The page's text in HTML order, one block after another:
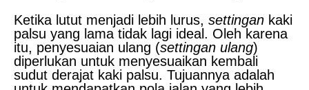
Ketika lutut menjadi lebih lurus, settingan kaki
palsu yang lama tidak lagi ideal. Oleh karena
itu, penyesuaian ulang (settingan ulang)
diperlukan untuk menyesuaikan kembali
sudut derajat kaki palsu. Tujuannya adalah